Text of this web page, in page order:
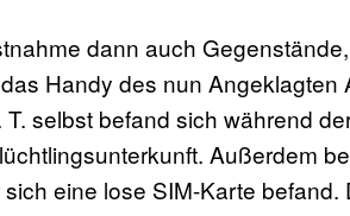
dann auch
Handy des nun Angeklagten
selbst befand sich während
Außerdem
eine lose SIM-Karte befand.